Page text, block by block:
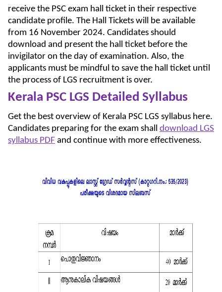
receive the PSC exam hall ticket in their respective
candidate profile. The Hall Tickets will be available
from 16 November 2024. Candidates should
download and present the hall ticket before the
invigilator on the day of examination. Also, the
applicants must be mindful to save the hall ticket until
the process of LGS recruitment is over.
Kerala PSC LGS Detailed Syllabus
Get the best overview of Kerala PSC LGS syllabus here.
Candidates preparing for the exam shall download LGS
syllabus PDF and continue with more effectiveness.